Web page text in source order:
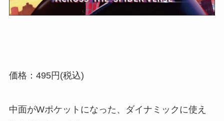
価格：495円(税込)
中面がWポケットになった、ダイナミックに使え